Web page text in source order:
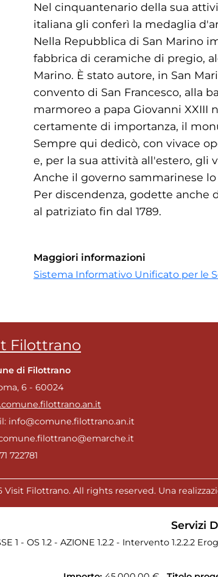
Nel cinquantenario della sua
italiana gli conferì la medaglia
Nella Repubblica di San Marino
fabbrica di ceramiche di pregio,
Marino. È stato autore, in San
convento di San Francesco, alla
marmoreo a papa Giovanni
certamente di importanza, il
Sempre qui dedicò, con vivace
e, per la sua attività all'estero, gli
Anche il governo sammarinese
Per discendenza, godette anche
al patriziato fin dal 1789.
Maggiori informazioni
Sistema Informativo Unificato per le
Filottrano
di Filottrano
6 - 60024
info@comune.filottrano.an.it
722781
Visit Filottrano. All rights reserved. Una
Servizi
1 - OS 1.2 - AZIONE 1.2.2 - Intervento